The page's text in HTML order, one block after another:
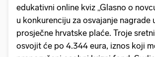
edukativni online kviz „Glasno o
u konkurenciju za osvajanje nagrade
prosječne hrvatske plaće. Troje
osvojit će po 4.344 eura, iznos koji